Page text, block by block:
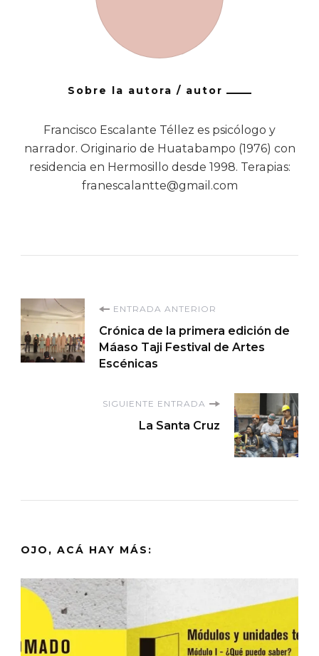
Sobre la autora / autor
Francisco Escalante Téllez es psicólogo y
narrador. Originario de Huatabampo (1976) con
residencia en Hermosillo desde 1998. Terapias:
franescalantte@gmail.com
Navegación
de
ENTRADA ANTERIOR
Crónica de la primera edición de
Máaso Taji Festival de Artes
Escénicas
SIGUIENTE ENTRADA
La Santa Cruz
OJO, ACÁ HAY MÁS: